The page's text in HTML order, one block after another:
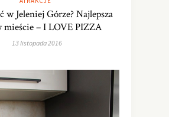
w Jeleniej Górze? Najlepsza
mieście – I LOVE PIZZA
13 listopada 2016